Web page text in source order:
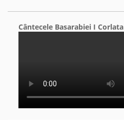
Cântecele Basarabiei I Corlata